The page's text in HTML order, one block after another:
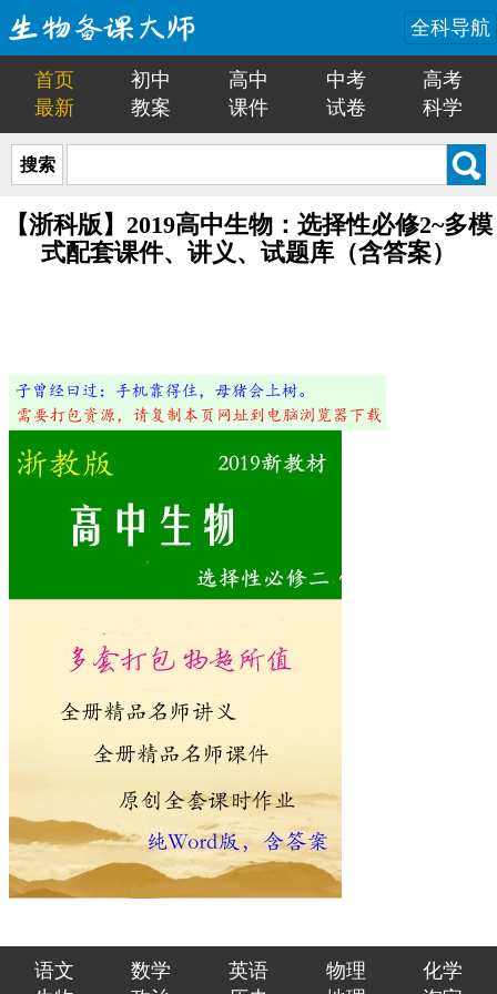
全科导航
首页 初中 高中 中考
高考
最新
教案 课件 试卷 科学
搜索
【浙科版】2019高中生物：选择性必修2~多模
式配套课件、讲义、试题库（含答案）
语文 数学 英语 物理
化学